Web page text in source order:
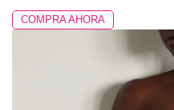
COMPRA AHORA